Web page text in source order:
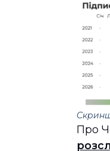
Про